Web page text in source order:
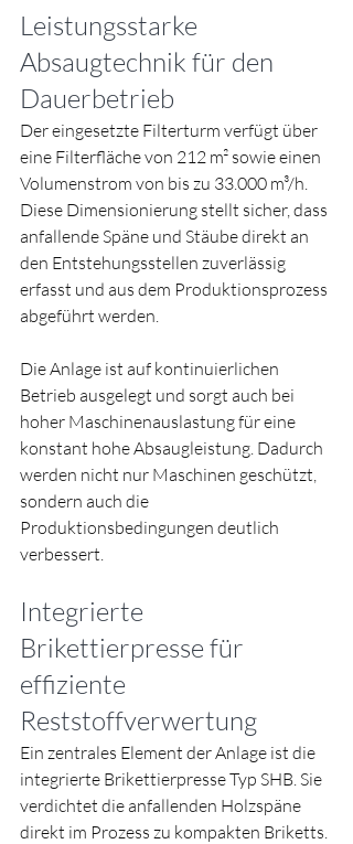
Leistungsstarke
Absaugtechnik für den
Dauerbetrieb
Der eingesetzte Filterturm verfügt über
eine Filterfläche von 212 m² sowie einen
Volumenstrom von bis zu 33.000 m³/h.
Diese Dimensionierung stellt sicher, dass
anfallende Späne und Stäube direkt an
den Entstehungsstellen zuverlässig
erfasst und aus dem Produktionsprozess
abgeführt werden.
Die Anlage ist auf kontinuierlichen
Betrieb ausgelegt und sorgt auch bei
hoher Maschinenauslastung für eine
konstant hohe Absaugleistung. Dadurch
werden nicht nur Maschinen geschützt,
sondern auch die
Produktionsbedingungen deutlich
verbessert.
Integrierte
Brikettierpresse für
effiziente
Reststoffverwertung
Ein zentrales Element der Anlage ist die
integrierte Brikettierpresse Typ SHB. Sie
verdichtet die anfallenden Holzspäne
direkt im Prozess zu kompakten Briketts.